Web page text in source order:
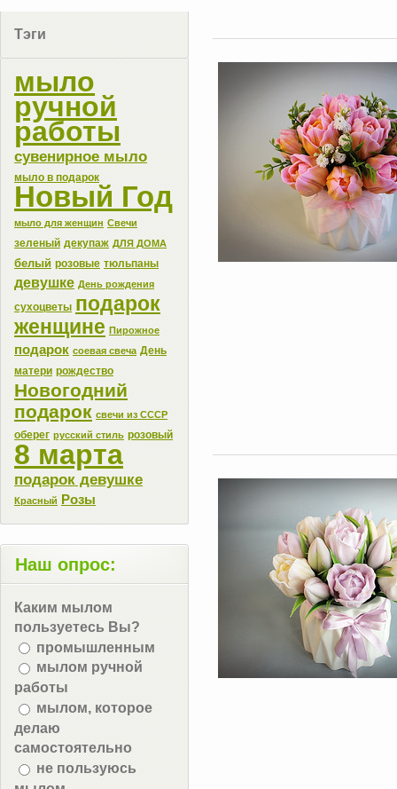
Тэги
мыло
ручной
работы
сувенирное мыло
мыло в подарок
Новый Год
мыло для женщин Свечи
зеленый декупаж ДЛЯ ДОМА
белый розовые тюльпаны
девушке День рождения
сухоцветы подарок
женщине Пирожное
подарок соевая свеча День
матери рождество
Новогодний
подарок свечи из СССР
оберег русский стиль розовый
8 марта
подарок девушке
Красный Розы
Наш опрос:
Каким мылом
пользуетесь Вы?
промышленным
мылом ручной
работы
мылом, которое
делаю
самостоятельно
не пользуюсь